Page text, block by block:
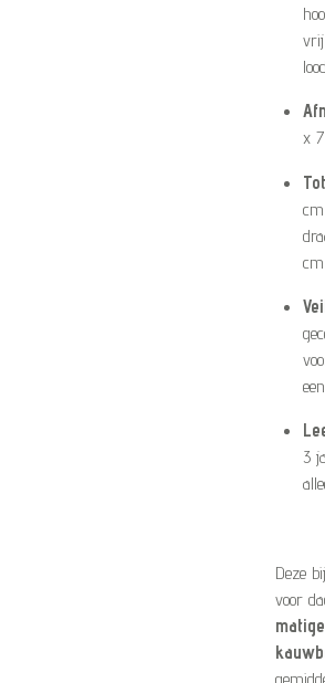
x
cm
een
3
Deze
voor